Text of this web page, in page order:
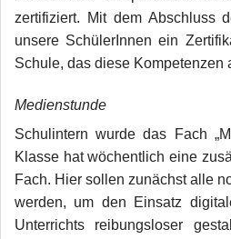
zertifiziert. Mit dem Abschluss
unsere SchülerInnen ein
Schule, das diese Kompetenzen
Medienstunde
Schulintern wurde das Fach
Klasse hat wöchentlich eine
Fach. Hier sollen zunächst alle
werden, um den Einsatz
Unterrichts reibungsloser